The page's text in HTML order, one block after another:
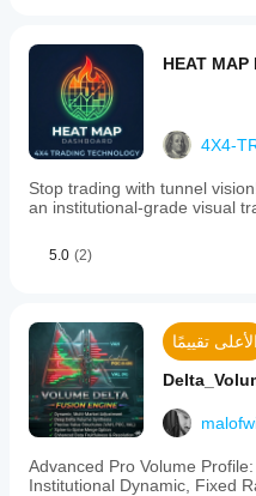
HEAT MAP
4X4-
Stop trading with tunnel
an institutional-grade visual
5.0 (2)
الأعلى تقييمًا
Advanced Pro Volume
Institutional Dynamic, Fixed